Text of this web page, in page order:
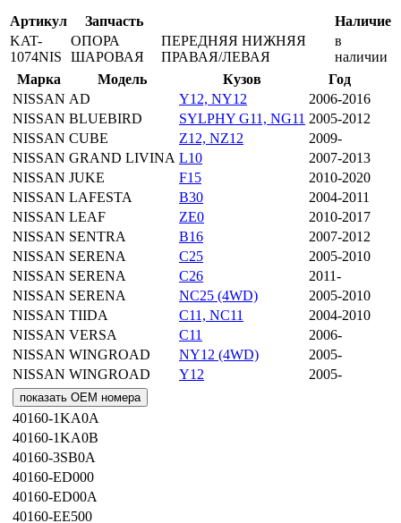
Артикул Запчасть
Наличие
KAT-
1074NIS
ОПОРА
ШАРОВАЯ
ПЕРЕДНЯЯ НИЖНЯЯ
ПРАВАЯ/ЛЕВАЯ
в
наличии
Марка
Модель Кузов
Год
NISSAN AD Y12, NY12
2006-2016
NISSAN BLUEBIRD SYLPHY G11, NG11 2005-2012
NISSAN CUBE Z12, NZ12
2009-
NISSAN GRAND LIVINA L10
2007-2013
NISSAN JUKE F15
2010-2020
NISSAN LAFESTA B30
2004-2011
NISSAN LEAF ZE0
2010-2017
NISSAN SENTRA B16
2007-2012
NISSAN SERENA C25
2005-2010
NISSAN SERENA C26
2011-
NISSAN SERENA NC25 (4WD)
2005-2010
NISSAN TIIDA C11, NC11
2004-2010
NISSAN VERSA C11
2006-
NISSAN WINGROAD NY12 (4WD)
2005-
NISSAN WINGROAD Y12 2005-
показать OEM номера
40160-1KA0A
40160-1KA0B
40160-3SB0A
40160-ED000
40160-ED00A
40160-EE500